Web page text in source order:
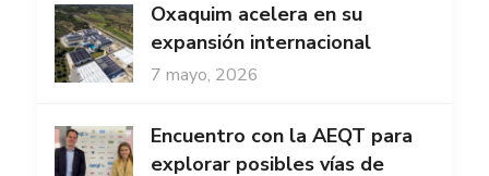
Oxaquim acelera en su
expansión internacional
7 mayo, 2026
Encuentro con la AEQT para
explorar posibles vías de